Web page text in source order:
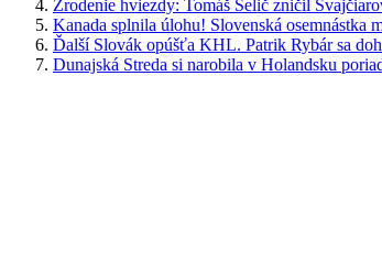
Zrodenie hviezdy: Tomáš Selič zničil
Kanada splnila úlohu! Slovenská
Ďalší Slovák opúšťa KHL. Patrik Rybár sa
Dunajská Streda si narobila v Holandsku